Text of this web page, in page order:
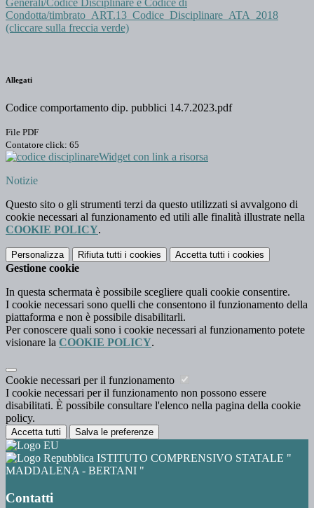
Generali/Codice Disciplinare e Codice di
Condotta/timbrato_ART.13_Codice_Disciplinare_ATA_2018
(cliccare sulla freccia verde)
Allegati
Codice comportamento dip. pubblici 14.7.2023.pdf
File PDF
Contatore click: 65
Widget con link a risorsa
Notizie
Questo sito o gli strumenti terzi da questo utilizzati si avvalgono di
cookie necessari al funzionamento ed utili alle finalità illustrate nella
COOKIE POLICY.
Personalizza Rifiuta tutti i cookies Accetta tutti i cookies
Gestione cookie
In questa schermata è possibile scegliere quali cookie consentire.
I cookie necessari sono quelli che consentono il funzionamento della
piattaforma e non è possibile disabilitarli.
Per conoscere quali sono i cookie necessari al funzionamento potete
visionare la COOKIE POLICY.
Cookie necessari per il funzionamento
I cookie necessari per il funzionamento non possono essere
disabilitati. È possibile consultare l'elenco nella pagina della cookie
policy.
Accetta tutti Salva le preferenze
ISTITUTO COMPRENSIVO STATALE "
MADDALENA - BERTANI "
Contatti